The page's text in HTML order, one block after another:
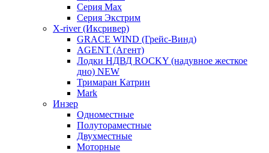
Серия Max
Серия Экстрим
X-river (Иксривер)
GRACE WIND (Грейс-Винд)
AGENT (Агент)
Лодки НДВД ROCKY (надувное жесткое
дно) NEW
Тримаран Катрин
Mark
Инзер
Одноместные
Полутораместные
Двухместные
Моторные